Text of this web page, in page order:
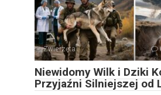
Zwierzęta
Niewidomy Wilk i Dziki
Przyjaźni Silniejszej od